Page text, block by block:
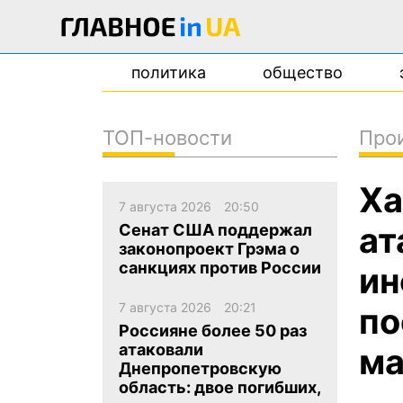
политика общество
ТОП-новости
7 августа 2026 20:50
Сенат США поддержал
законопроект Грэма о
санкциях против России
7 августа 2026 20:21
Россияне более 50 раз
атаковали
Днепропетровскую
область: двое погибших,